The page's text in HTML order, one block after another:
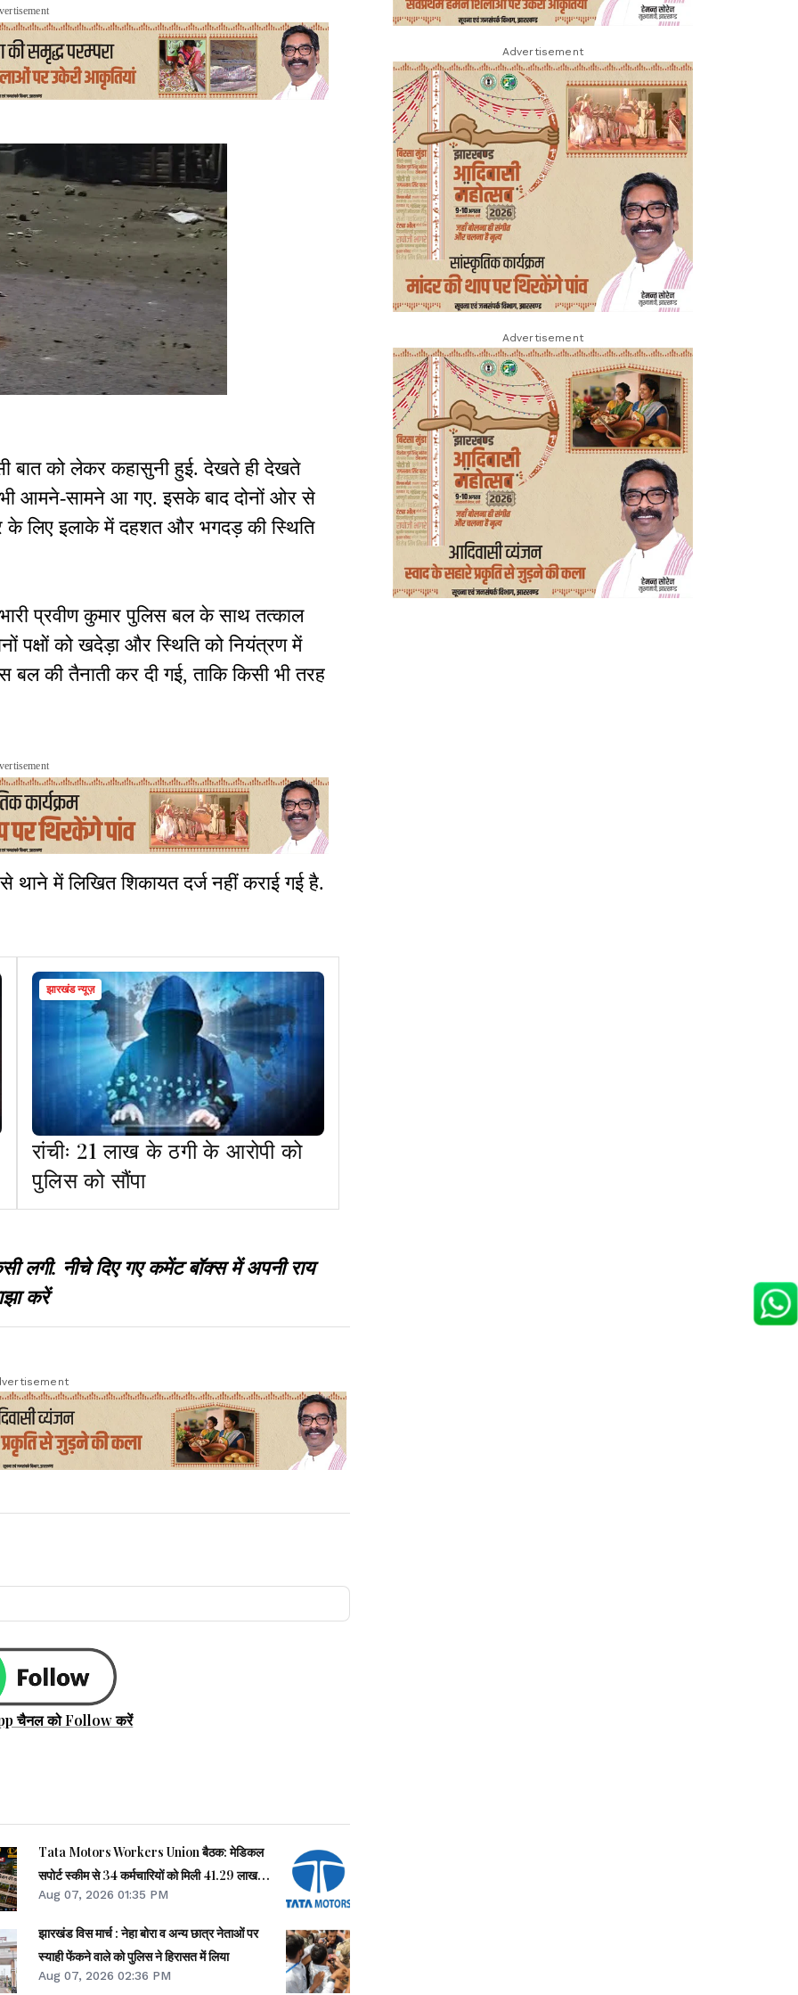
बात को लेकर कहासुनी हुई. देखते ही देखते
भी आमने-सामने आ गए. इसके बाद दोनों ओर से
लिए इलाके में दहशत और भगदड़ की स्थिति
प्रवीण कुमार पुलिस बल के साथ तत्काल
पक्षों को खदेड़ा और स्थिति को नियंत्रण में
बल की तैनाती कर दी गई, ताकि किसी भी तरह
थाने में लिखित शिकायत दर्ज नहीं कराई गई है.
झारखंड न्यूज़
रांचीः 21 लाख के ठगी के आरोपी को
पुलिस को सौंपा
नीचे दिए गए कमेंट बॉक्स में अपनी राय
करें
चैनल को Follow करें
Tata Motors Workers Union बैठक: मेडिकल
सपोर्ट स्कीम से 34 कर्मचारियों को मिली 41.29 लाख
की मदद
Aug 07, 2026 01:35 PM
झारखंड विस मार्च : नेहा बोरा व अन्य छात्र नेताओं पर
स्याही फेंकने वाले को पुलिस ने हिरासत में लिया
Aug 07, 2026 02:36 PM
Advertisement
Advertisement